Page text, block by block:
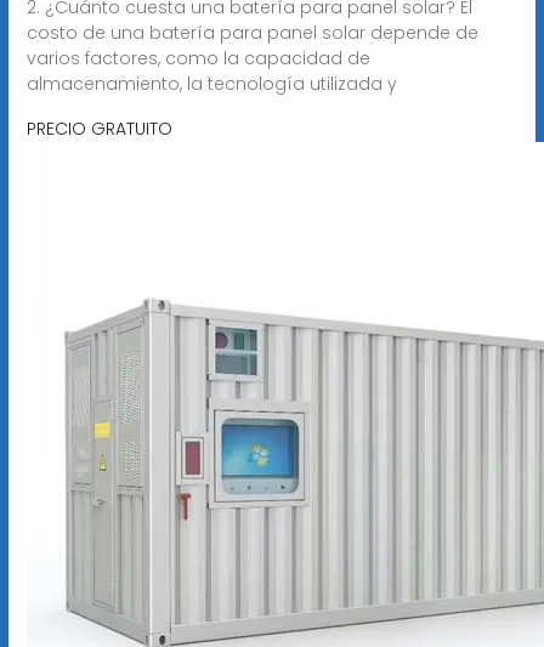
2. ¿Cuánto cuesta una batería para panel solar? El
costo de una batería para panel solar depende de
varios factores, como la capacidad de
almacenamiento, la tecnología utilizada y
PRECIO GRATUITO